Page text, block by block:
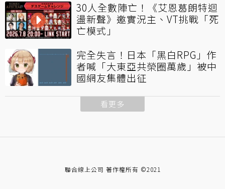
30人全數陣亡！《艾恩葛朗特迴
盪新聲》邀實況主、VT挑戰「死
亡模式」
完全失言！日本「黑白RPG」作
者喊「大東亞共榮圈萬歲」被中
國網友集體出征
看更多
聯合線上公司 著作權所有 ©2021